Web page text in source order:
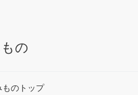
の
ものトップ